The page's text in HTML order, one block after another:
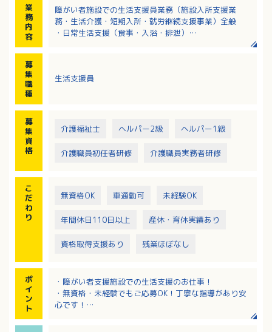
業
務
内
容
障がい者施設での生活支援員業務（施設入所支援業
務・生活介護・短期入所・就労継続支援事業）全般
・日常生活支援（食事・入浴・排泄）
募
集
職
種
生活支援員
募
集
資
格
介護福祉士 ヘルパー2級 ヘルパー1級
介護職員初任者研修 介護職員実務者研修
こ
だ
わ
り
無資格OK 車通勤可 未経験OK
年間休日110日以上 産休・育休実績あり
資格取得支援あり 残業ほぼなし
ポ
イ
ン
ト
・障がい者支援施設での生活支援のお仕事！
・無資格・未経験でもご応募OK！丁寧な指導があり安
心です！